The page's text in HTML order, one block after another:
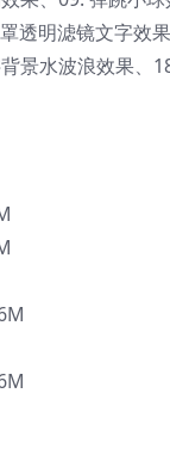
透明滤镜文字效
景水波浪效果、